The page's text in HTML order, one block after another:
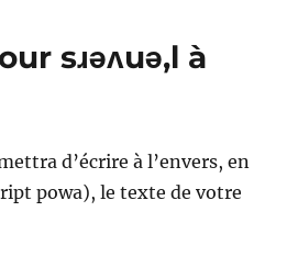
sɹǝʌuǝ,l à
d’écrire à l’envers, en
powa), le texte de votre